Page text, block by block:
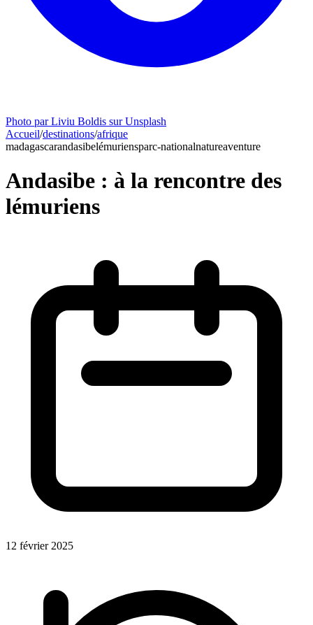
Photo par Liviu Boldis sur Unsplash
Accueil/destinations/afrique
madagascarandasibelémuriensparc-nationalnatureaventure
Andasibe : à la rencontre des
lémuriens
12 février 2025